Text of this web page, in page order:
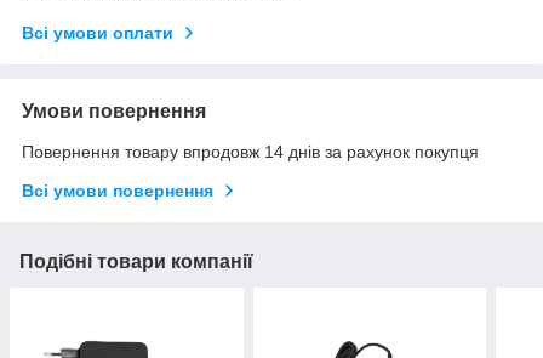
Всі умови оплати
Умови повернення
Повернення товару впродовж 14 днів за рахунок покупця
Всі умови повернення
Подібні товари компанії